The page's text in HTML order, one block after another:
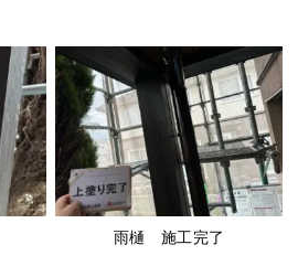
雨樋 施工完了